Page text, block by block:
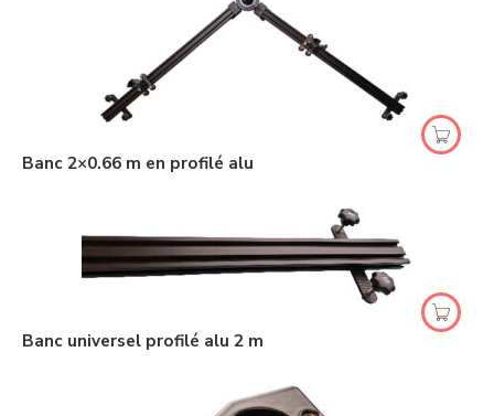
Banc 2×0.66 m en profilé alu
Banc universel profilé alu 2 m